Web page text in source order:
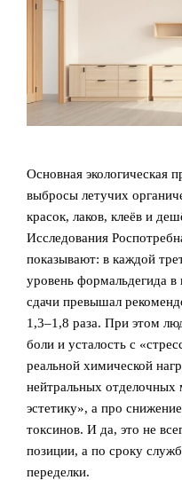
Основная
выбросы летучих
красок, лаков, клеёв и
Исследования
показывают: в каждой
уровень формальдегида
сдачи превышал
1,3–1,8 раза. При этом
боли и усталость с
реальной химической
нейтральных отделочных
эстетику», а про
токсинов. И да, это не
позиции, а по сроку
переделки.